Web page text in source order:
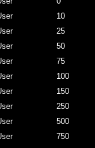
10
25
50
75
100
150
250
500
750